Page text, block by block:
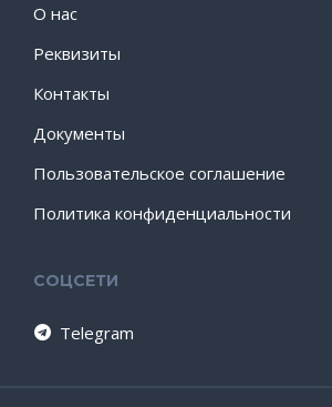
О нас
Реквизиты
Контакты
Документы
Пользовательское соглашение
Политика конфиденциальности
СОЦСЕТИ
Telegram